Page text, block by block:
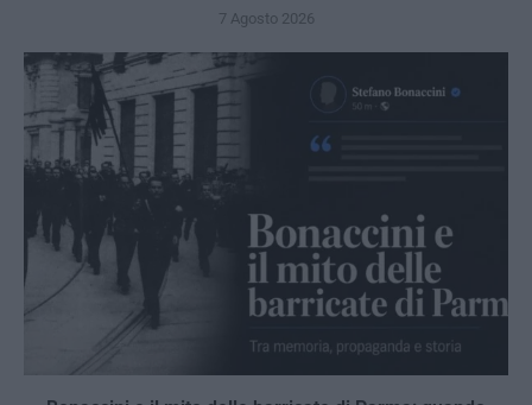
7 Agosto 2026